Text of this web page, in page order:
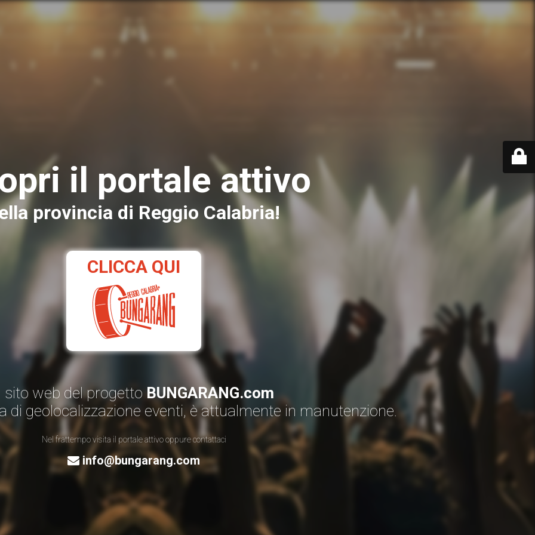
il portale attivo
provincia di Reggio Calabria!
CLICCA QUI
sito web del progetto BUNGARANG.com
di geolocalizzazione eventi, è attualmente in manutenzione.
Nel frattempo visita il portale attivo oppure contattaci
info@bungarang.com